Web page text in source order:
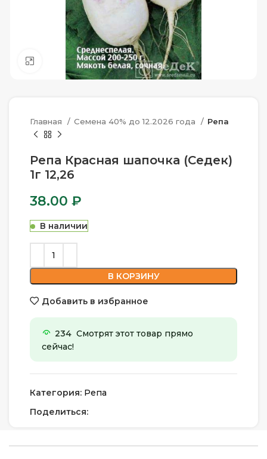
Нажмите, чтобы увеличить
Главная Семена 40% до 12.2026 года Репа
Репа Красная шапочка (Седек)
1г 12,26
38.00 ₽
В наличии
В КОРЗИНУ
Добавить в избранное
234 Смотрят этот товар прямо
сейчас!
Категория: Репа
Поделиться: